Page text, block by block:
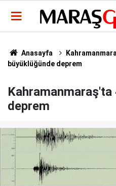
Anasayfa
büyüklüğünde deprem
deprem